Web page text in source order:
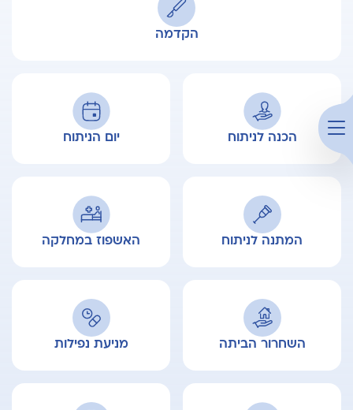
הקדמה
הכנה לניתוח יום הניתוח
המתנה לניתוח האשפוז במחלקה
השחרור הביתה מניעת נפילות
פתח תפריט